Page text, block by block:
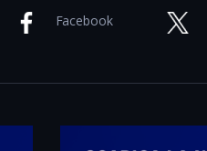
Facebook